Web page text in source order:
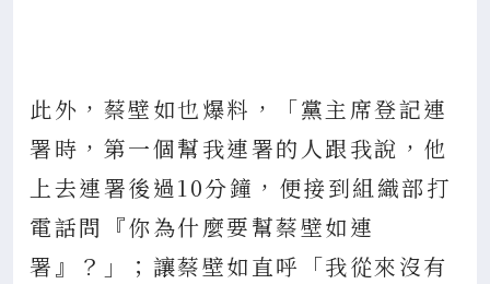
此外，蔡壁如也爆料，「黨主席登記連
署時，第一個幫我連署的人跟我說，他
上去連署後過10分鐘，便接到組織部打
電話問『你為什麼要幫蔡壁如連
署』？」；讓蔡壁如直呼「我從來沒有